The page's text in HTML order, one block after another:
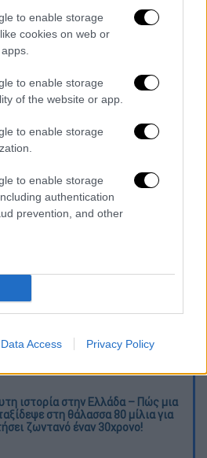
to enable storage
cookies on web or
to enable storage
of the website or app.
to enable storage
to enable storage
authentication
prevention, and other
Data Access Privacy Policy
τα προσβλητικά σχόλια θα
τέσσερις ιστορίες για τη
φύση και την τεχνολογία
ιστορία στην Ελλάδα – Πώς μια
στη θάλασσα 80 μίλια για
ζωντανό έναν 30χρονο!